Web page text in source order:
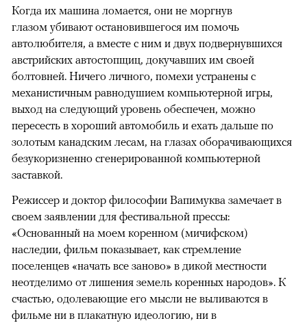
Когда их машина ломается, они не моргнув
глазом убивают остановившегося им помочь
автолюбителя, а вместе с ним и двух подвернувшихся
австрийских автостопщиц, докучавших им своей
болтовней. Ничего личного, помехи устранены с
механистичным равнодушием компьютерной игры,
выход на следующий уровень обеспечен, можно
пересесть в хороший автомобиль и ехать дальше по
золотым канадским лесам, на глазах оборачивающихся
безукоризненно сгенерированной компьютерной
заставкой.
Режиссер и доктор философии Вапимуква замечает в
своем заявлении для фестивальной прессы:
«Основанный на моем коренном (мичифском)
наследии, фильм показывает, как стремление
поселенцев «начать все заново» в дикой местности
неотделимо от лишения земель коренных народов». К
счастью, одолевающие его мысли не выливаются в
фильме ни в плакатную идеологию, ни в